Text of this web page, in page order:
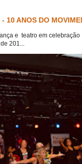
10 ANOS DO
e teatro em
201...